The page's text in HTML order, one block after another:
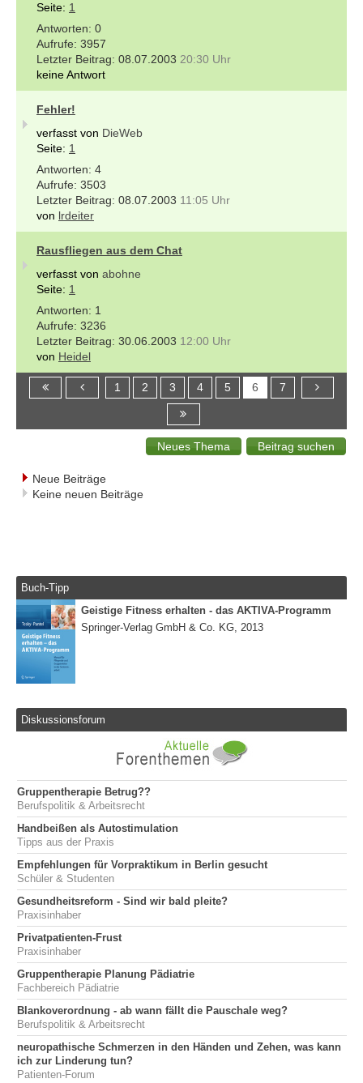
Seite: 1
0
3957
08.07.2003 20:30 Uhr
keine Antwort
Fehler!
verfasst von DieWeb
Seite: 1
4
3503
08.07.2003 11:05 Uhr
von lrdeiter
Rausfliegen aus dem Chat
verfasst von abohne
Seite: 1
1
3236
30.06.2003 12:00 Uhr
von Heidel
1 2 3 4 5 6 7
Neue Beiträge
Keine neuen Beiträge
Buch-Tipp
Geistige Fitness erhalten - das AKTIVA-Programm
Springer-Verlag GmbH & Co. KG, 2013
Diskussionsforum
Gruppentherapie Betrug??
Berufspolitik & Arbeitsrecht
Handbeißen als Autostimulation
Tipps aus der Praxis
Empfehlungen für Vorpraktikum in Berlin gesucht
Schüler & Studenten
Gesundheitsreform - Sind wir bald pleite?
Praxisinhaber
Privatpatienten-Frust
Praxisinhaber
Gruppentherapie Planung Pädiatrie
Fachbereich Pädiatrie
Blankoverordnung - ab wann fällt die Pauschale weg?
Berufspolitik & Arbeitsrecht
neuropathische Schmerzen in den Händen und Zehen, was kann
ich zur Linderung tun?
Patienten-Forum